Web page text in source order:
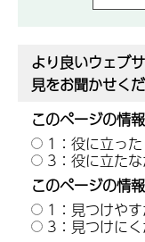
より良いウェブ
見をお聞かせく
このページの情
1：役に立った
3：役に立た
このページの情
1：見つけや
3：見つけに